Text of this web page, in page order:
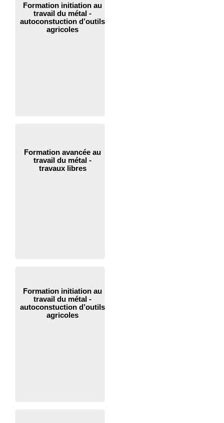
Formation initiation au
travail du métal -
autoconstuction d’outils
agricoles
Formation avancée au
travail du métal -
travaux libres
Formation initiation au
travail du métal -
autoconstuction d’outils
agricoles